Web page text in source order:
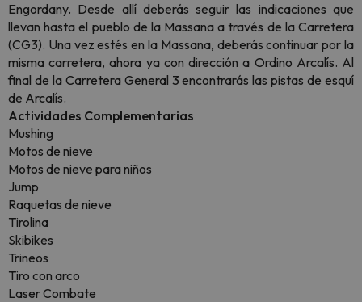
Engordany. Desde allí deberás seguir las indicaciones que
llevan hasta el pueblo de la Massana a través de la Carretera
(CG3). Una vez estés en la Massana, deberás continuar por la
misma carretera, ahora ya con dirección a Ordino Arcalís. Al
final de la Carretera General 3 encontrarás las pistas de esquí
de Arcalís.
Actividades Complementarias
Mushing
Motos de nieve
Motos de nieve para niños
Jump
Raquetas de nieve
Tirolina
Skibikes
Trineos
Tiro con arco
Laser Combate